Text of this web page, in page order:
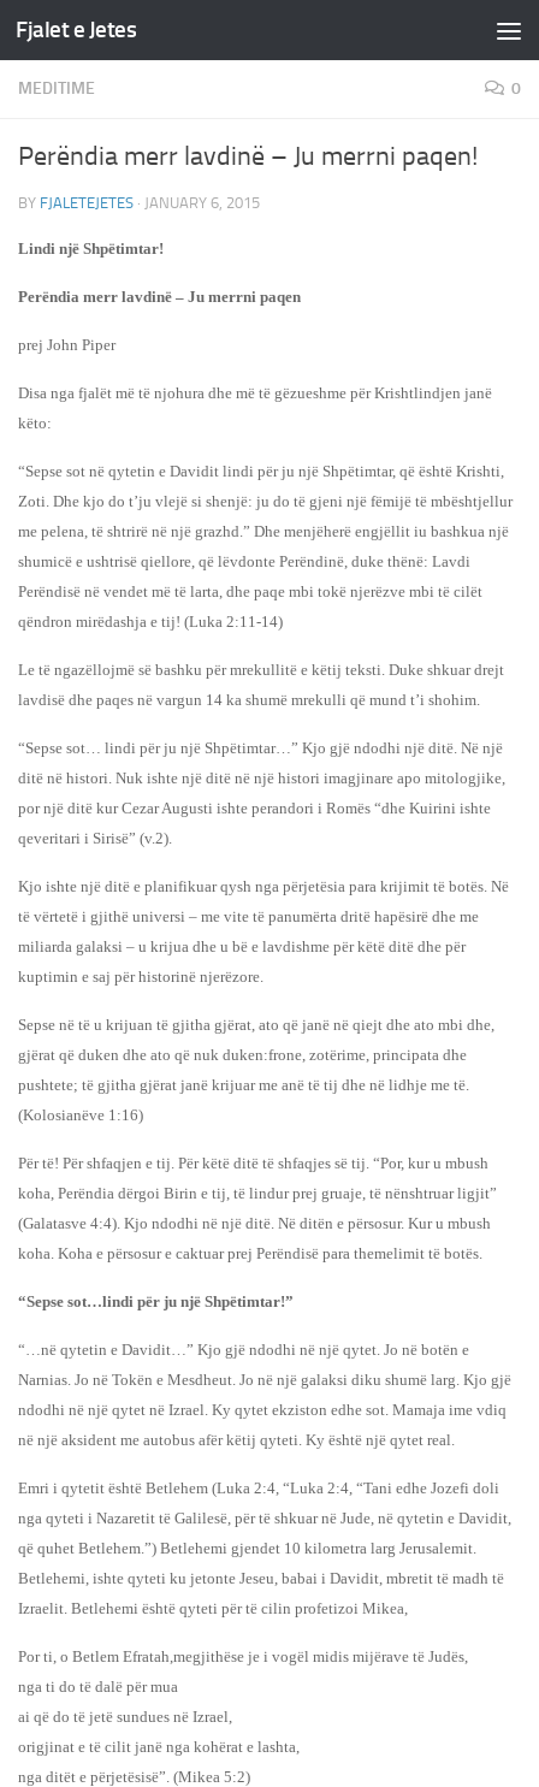
Skip to content
Fjalet e Jetes
MEDITIME 0
Perëndia merr lavdinë – Ju merrni paqen!
BY FJALETEJETES · JANUARY 6, 2015
Lindi një Shpëtimtar!
Perëndia merr lavdinë – Ju merrni paqen
prej John Piper
Disa nga fjalët më të njohura dhe më të gëzueshme për Krishtlindjen janë
këto:
“Sepse sot në qytetin e Davidit lindi për ju një Shpëtimtar, që është Krishti,
Zoti. Dhe kjo do t’ju vlejë si shenjë: ju do të gjeni një fëmijë të mbështjellur
me pelena, të shtrirë në një grazhd.” Dhe menjëherë engjëllit iu bashkua një
shumicë e ushtrisë qiellore, që lëvdonte Perëndinë, duke thënë: Lavdi
Perëndisë në vendet më të larta, dhe paqe mbi tokë njerëzve mbi të cilët
qëndron mirëdashja e tij! (Luka 2:11-14)
Le të ngazëllojmë së bashku për mrekullitë e këtij teksti. Duke shkuar drejt
lavdisë dhe paqes në vargun 14 ka shumë mrekulli që mund t’i shohim.
“Sepse sot… lindi për ju një Shpëtimtar…” Kjo gjë ndodhi një ditë. Në një
ditë në histori. Nuk ishte një ditë në një histori imagjinare apo mitologjike,
por një ditë kur Cezar Augusti ishte perandori i Romës “dhe Kuirini ishte
qeveritari i Sirisë” (v.2).
Kjo ishte një ditë e planifikuar qysh nga përjetësia para krijimit të botës. Në
të vërtetë i gjithë universi – me vite të panumërta dritë hapësirë dhe me
miliarda galaksi – u krijua dhe u bë e lavdishme për këtë ditë dhe për
kuptimin e saj për historinë njerëzore.
Sepse në të u krijuan të gjitha gjërat, ato që janë në qiejt dhe ato mbi dhe,
gjërat që duken dhe ato që nuk duken:frone, zotërime, principata dhe
pushtete; të gjitha gjërat janë krijuar me anë të tij dhe në lidhje me të.
(Kolosianëve 1:16)
Për të! Për shfaqjen e tij. Për këtë ditë të shfaqjes së tij. “Por, kur u mbush
koha, Perëndia dërgoi Birin e tij, të lindur prej gruaje, të nënshtruar ligjit”
(Galatasve 4:4). Kjo ndodhi në një ditë. Në ditën e përsosur. Kur u mbush
koha. Koha e përsosur e caktuar prej Perëndisë para themelimit të botës.
“Sepse sot…lindi për ju një Shpëtimtar!”
“…në qytetin e Davidit…” Kjo gjë ndodhi në një qytet. Jo në botën e
Narnias. Jo në Tokën e Mesdheut. Jo në një galaksi diku shumë larg. Kjo gjë
ndodhi në një qytet në Izrael. Ky qytet ekziston edhe sot. Mamaja ime vdiq
në një aksident me autobus afër këtij qyteti. Ky është një qytet real.
Emri i qytetit është Betlehem (Luka 2:4, “Luka 2:4, “Tani edhe Jozefi doli
nga qyteti i Nazaretit të Galilesë, për të shkuar në Jude, në qytetin e Davidit,
që quhet Betlehem.”) Betlehemi gjendet 10 kilometra larg Jerusalemit.
Betlehemi, ishte qyteti ku jetonte Jeseu, babai i Davidit, mbretit të madh të
Izraelit. Betlehemi është qyteti për të cilin profetizoi Mikea,
Por ti, o Betlem Efratah,megjithëse je i vogël midis mijërave të Judës,
nga ti do të dalë për mua
ai që do të jetë sundues në Izrael,
origjinat e të cilit janë nga kohërat e lashta,
nga ditët e përjetësisë”. (Mikea 5:2)